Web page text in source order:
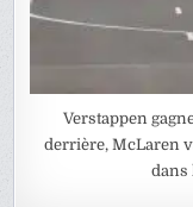
Verstappen
derrière, McLaren
dans